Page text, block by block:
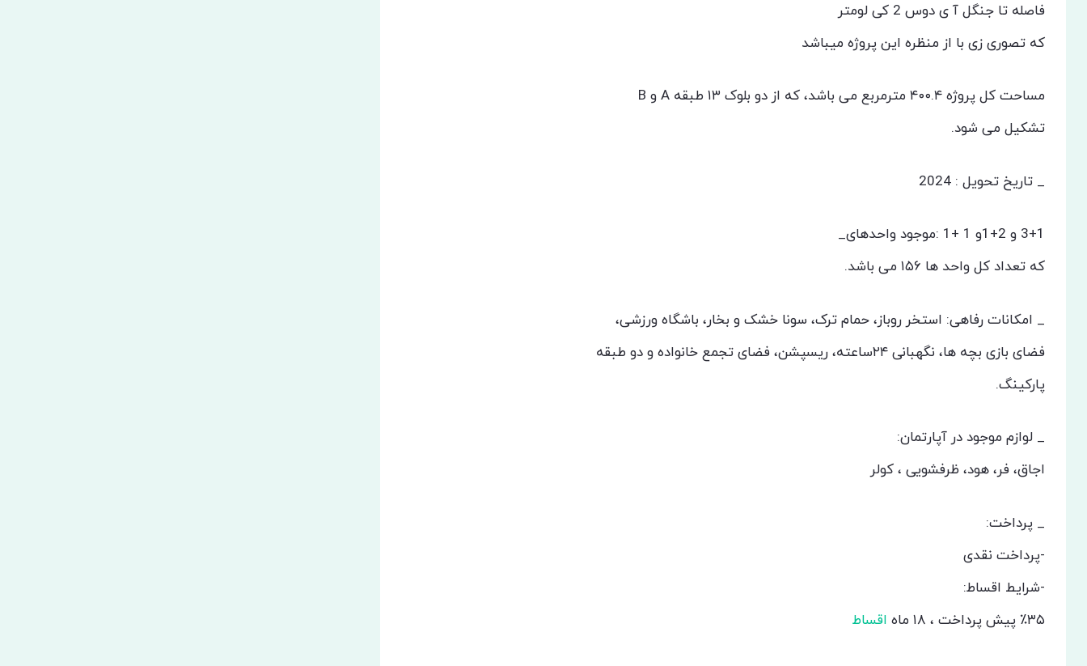
فاصله تا جنگل آ ی دوس 2 کی لومتر
که تصوری زی با از منظره این پروژه میباشد
مساحت کل پروژه ۴۰۰.۴ مترمربع می باشد، که از دو بلوک ۱۳ طبقه A و B
تشکیل می شود.
_ تاریخ تحویل : 2024
3+1 و 2+1و 1 +1 :موجود واحدهای_
که تعداد کل واحد ها ۱۵۶ می باشد.
_ امکانات رفاهی: استخر روباز، حمام ترک، سونا خشک و بخار، باشگاه ورزشی،
فضای بازی بچه ها، نگهبانی ۲۴ساعته، ریسپشن، فضای تجمع خانواده و دو طبقه
پارکینگ.
_ لوازم موجود در آپارتمان:
اجاق، فر، هود، ظرفشویی ، کولر
_ پرداخت:
-پرداخت نقدی
-شرایط اقساط:
٪۳۵ پیش پرداخت ، ۱۸ ماه
اقساط